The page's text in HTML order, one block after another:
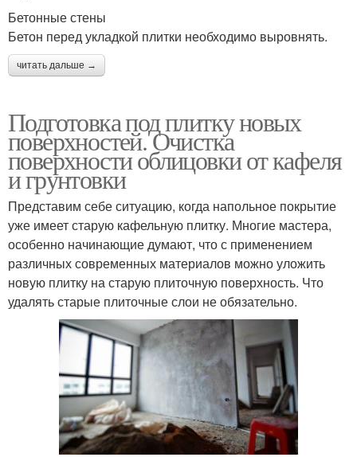
Бетонные стены
Бетон перед укладкой плитки необходимо выровнять.
читать дальше →
Подготовка под плитку новых
поверхностей. Очистка
поверхности облицовки от кафеля
и грунтовки
Представим себе ситуацию, когда напольное покрытие
уже имеет старую кафельную плитку. Многие мастера,
особенно начинающие думают, что с применением
различных современных материалов можно уложить
новую плитку на старую плиточную поверхность. Что
удалять старые плиточные слои не обязательно.